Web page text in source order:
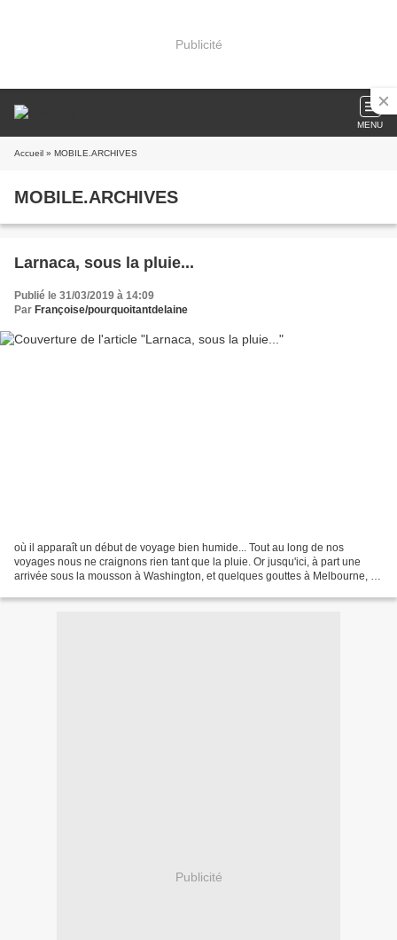
Publicité
MENU
Accueil » MOBILE.ARCHIVES
MOBILE.ARCHIVES
Larnaca, sous la pluie...
Publié le 31/03/2019 à 14:09
Par Françoise/pourquoitantdelaine
où il apparaît un début de voyage bien humide... Tout au long de nos
voyages nous ne craignons rien tant que la pluie. Or jusqu'ici, à part une
arrivée sous la mousson à Washington, et quelques gouttes à Melbourne, je
Publicité